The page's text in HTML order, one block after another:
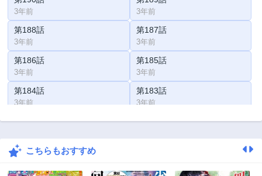
3年前 3年前
第188話
3年前
第187話
3年前
第186話
3年前
第185話
3年前
第184話
3年前
第183話
3年前
第182話 第181話
第180話
こちらもおすすめ